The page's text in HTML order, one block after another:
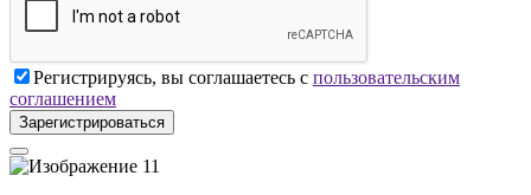
Регистрируясь, вы соглашаетесь с пользовательским
соглашением
Зарегистрироваться